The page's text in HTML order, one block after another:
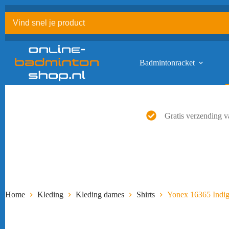
naar
inhoud
Badmintonracket
Gratis verzending
Home Kleding Kleding dames Shirts Yonex 16365